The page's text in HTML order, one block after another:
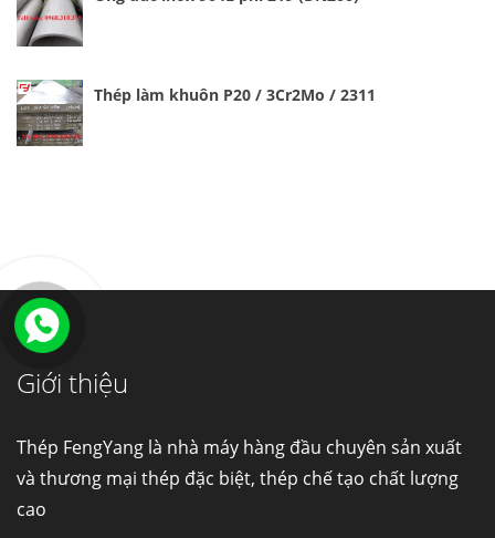
Thép làm khuôn P20 / 3Cr2Mo / 2311
Giới thiệu
Thép FengYang là nhà máy hàng đầu chuyên sản xuất
và thương mại thép đặc biệt, thép chế tạo chất lượng
cao
Ống đúc kéo nguội là gì? Ống...